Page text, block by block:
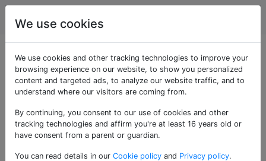
Robotik
Als «tuning»
getaggte Fragen
9
Was sind gute Strategien zum
Optimieren von PID-Schleifen?
Das Einstellen der Reglergewinne kann
We use cookies
We use cookies and other tracking technologies to improve your
browsing experience on our website, to show you personalized
content and targeted ads, to analyze our website traffic, and to
understand where our visitors are coming from.
By continuing, you consent to our use of cookies and other
tracking technologies and affirm you're at least 16 years old or
have consent from a parent or guardian.
You can read details in our Cookie policy and Privacy policy.